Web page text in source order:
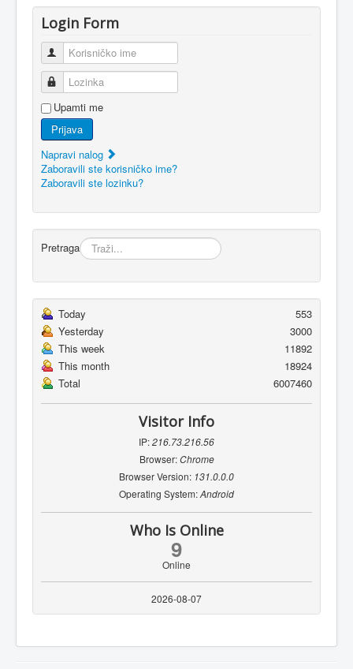
Login Form
Korisničko ime
Lozinka
Upamti me
Prijava
Napravi nalog
Zaboravili ste korisničko ime?
Zaboravili ste lozinku?
Pretraga
Today
553
Yesterday
3000
This week
11892
This month
18924
Total
6007460
Visitor Info
IP:216.73.216.56
Browser:Chrome
Browser Version: 131.0.0.0
Operating System:Android
Who Is Online
9
Online
2026-08-07